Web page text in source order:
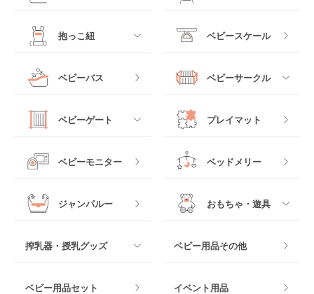
レギュラーサイズベビ
ベッドインベッド
クーファン
マットレス・布団
ベビーベッドその他
ベビーカーその他
ジュニアシート
チャイルドシートその
他
すべて
ロッキングタイプ
すべて
テーブルチェア
抱っこ紐
すべて
抱っこ紐その他
ベビースケール
ベビーバス ベビーサークル
すべて
木製
マット製
ベビーゲート
すべて
プレイマット
ベビーモニター ベッドメリー
ジャンパルー おもちゃ・遊具
搾乳器・授乳グッズ ベビー用品その他
ベビー用品セット イベント用品